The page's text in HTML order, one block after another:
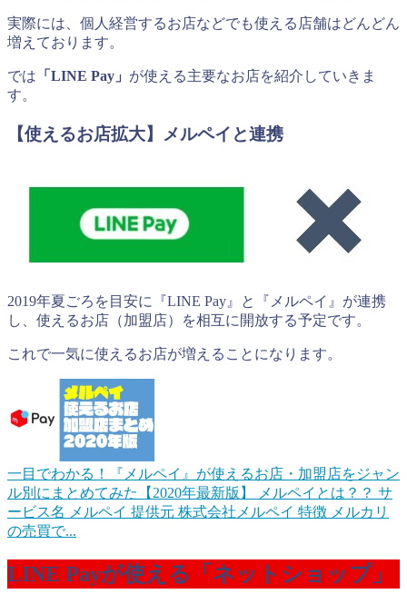
実際には、個人経営するお店などでも使える店舗はどんどん
増えております。
では 「LINE Pay」 が使える主要なお店を紹介していきま
す。
【使えるお店拡大】メルペイと連携
2019年夏ごろを目安に『LINE Pay』と『メルペイ』が連携
し、使えるお店（加盟店）を相互に開放する予定です。
これで一気に使えるお店が増えることになります。
一目でわかる！『メルペイ』が使えるお店・加盟店をジャン
ル別にまとめてみた【2020年最新版】
メルペイとは？？ サ
ービス名 メルペイ 提供元 株式会社メルペイ 特徴 メルカリ
の売買で...
LINE Payが使える「ネットショップ」